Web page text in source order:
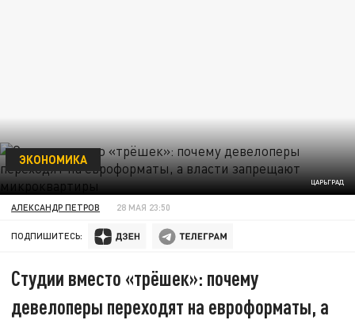
ЦАРЬГРАД
ЭКОНОМИКА
АЛЕКСАНДР ПЕТРОВ 28 МАЯ 23:50
ПОДПИШИТЕСЬ:
Студии вместо «трёшек»: почему
девелоперы переходят на евроформаты, а